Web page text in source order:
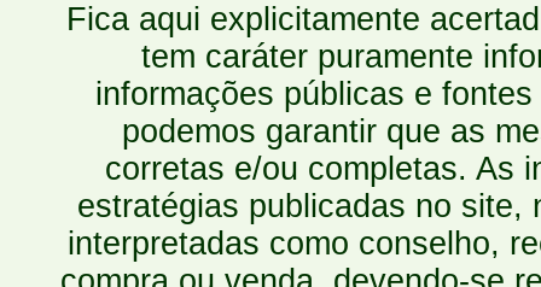
Fica aqui explicitamente
tem caráter puramente
informações públicas e
podemos garantir que as
corretas e/ou completas. As
estratégias publicadas no site,
interpretadas como conselho,